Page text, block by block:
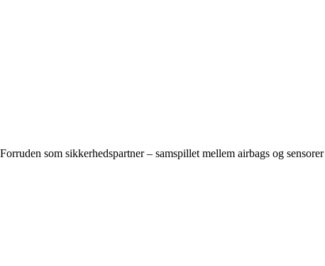
Forruden som sikkerhedspartner – samspillet mellem airbags og sensorer